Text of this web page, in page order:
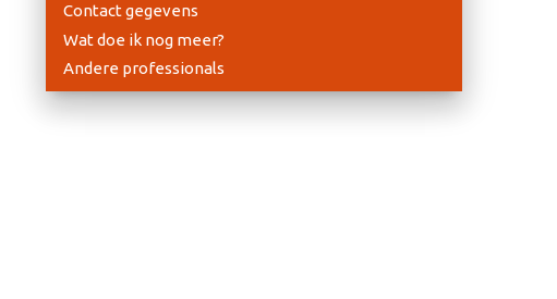
Contact gegevens
Wat doe ik nog meer?
Andere professionals